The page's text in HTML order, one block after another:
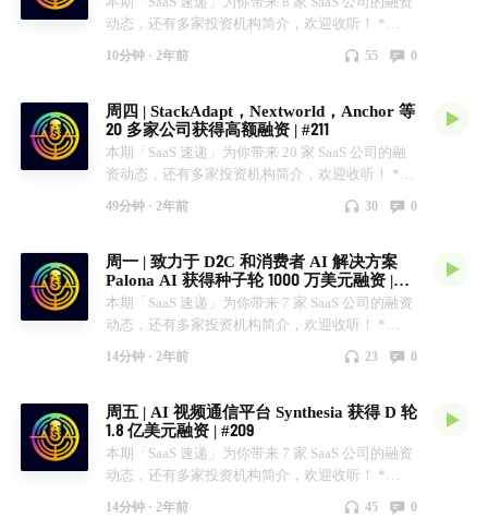
1400 万美元。 * Monograph 获得 B+ 轮 2000 万美
元。 加入我们 你可以在知识星球上搜索「SaaS 速
递」，在这里你将可以与我们和其他 SaaS 行业的
动态，还有多家投资机构简介，欢迎收听！ *
得种子轮 450 万美元。 * GetWhys 获得种子轮 275
Affineon Health 获得种子轮 500 万美元。 * Largo
Films 获得 750 万美元融资。 * Ivo AI 获得 A 轮
1600 万美元。 * Tana 获得 A 轮 1400 万美元。 加
入我们 你可以在知识星球上搜索「SaaS 速递」，
在这里你将可以与我们和其他 SaaS 行业的从业者
们深入探讨。 你也可以在微信上搜索「SaaS 速
10分钟 · 2年前 55 0
周四 | StackAdapt，Nextworld，Anchor 等
20 多家公司获得高额融资 | #211
本期「SaaS 速递」为你带来 20 家 SaaS 公司的融
资动态，还有多家投资机构简介，欢迎收听！ *
获得 A+ 轮 600 万美元。 * Lorikeet 获得 900 万美
QountHQ 获得战略性 1700 万美元。 * Pandektes
ApS 获得种子轮 290 万欧元。 * qeen.ai 获得种子
轮 1000 万美元。 * Semeris 获得 430 万美元。 *
Hypori 获得 B 轮扩展 1200 万美元。 * OneVest 获
得 B 轮 2000 万美元。 * Suki AI 获得战略性未披
露。 * Jump 获得 A 轮 2000 万美元。 * Crown 获
得种子轮融资 350 万美元。 * Aligned 获得 800 万
美元。 * Symphony Commerce 获得 200 万英镑。
* Riot Security 获得 B 轮 3000 万美元。 *
Backline AI 获得种子轮 900 万美元。 * Anchor 获
得 A 轮 2000 万美元。 * TeamSec 获得 760 万美
49分钟 · 2年前 30 0
周一 | 致力于 D2C 和消费者 AI 解决方案
Palona AI 获得种子轮 1000 万美元融资 |
#210
本期「SaaS 速递」为你带来 7 家 SaaS 公司的融资
动态，还有多家投资机构简介，欢迎收听！ *
A 轮 (A1 + A2) 总计 1200 万美元。 * Basetwo AI
轮 1020 万美元。 * CapeZero 获得种子轮 260 万美
元。 * Matchory 获得种子扩展轮 600 万欧元。 *
Palona AI 获得种子轮 1000 万美元。 加入我们 你
可以在知识星球上搜索「SaaS 速递」，在这里你
将可以与我们和其他 SaaS 行业的从业者们深入探
讨。 你也可以在微信上搜索「SaaS 速递」公众
14分钟 · 2年前 23 0
周五 | AI 视频通信平台 Synthesia 获得 D 轮
1.8 亿美元融资 | #209
本期「SaaS 速递」为你带来 7 家 SaaS 公司的融资
动态，还有多家投资机构简介，欢迎收听！ *
子轮 700 万美元。 * Glue 获得早期种子轮 200 万
14分钟 · 2年前 45 0